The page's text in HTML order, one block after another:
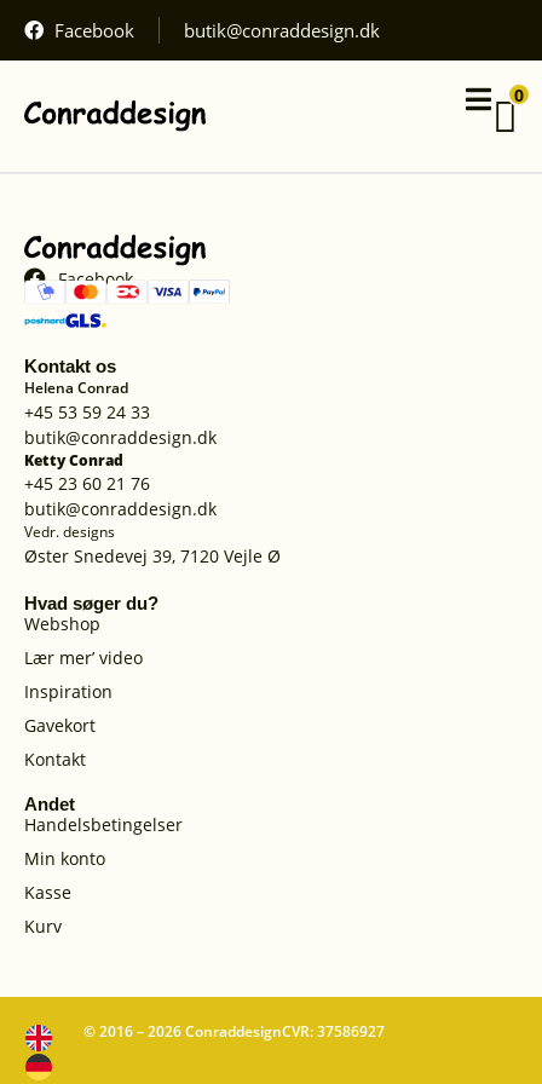
Facebook butik@conraddesign.dk
0
kurv
er
inkluderet,
fragt
regnes
kassen.
Gå til
Se
Facebook
Kontakt os
Helena Conrad
+45 53 59 24 33
butik@conraddesign.dk
Ketty Conrad
+45 23 60 21 76
butik@conraddesign.dk
Vedr. designs
Øster Snedevej 39, 7120 Vejle Ø
Hvad søger du?
Webshop
Lær mer’ video
Inspiration
Gavekort
Kontakt
Andet
Handelsbetingelser
Min konto
Kasse
Kurv
© 2016 – 2026 ConraddesignCVR: 37586927